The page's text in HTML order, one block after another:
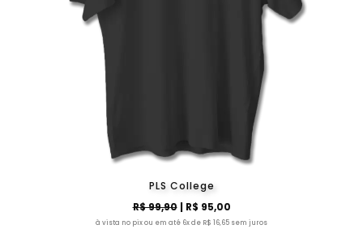
PLS College
R$ 99,90| R$ 95,00
à vista no pix ou em até 6x de R$ 16,65 sem juros